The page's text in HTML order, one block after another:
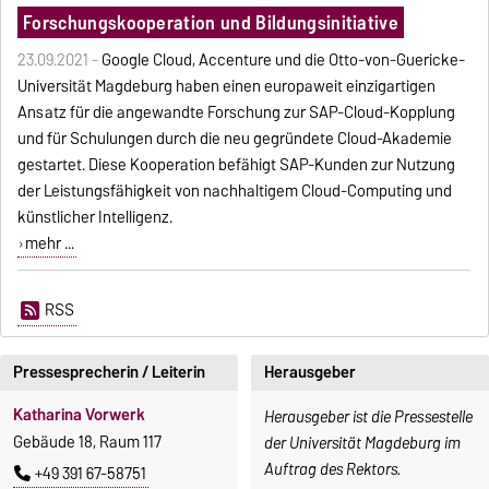
Forschungskooperation und Bildungsinitiative
23.09.2021 -Google Cloud, Accenture und die Otto-von-Guericke-
Universität Magdeburg haben einen europaweit einzigartigen
Ansatz für die angewandte Forschung zur SAP-Cloud-Kopplung
und für Schulungen durch die neu gegründete Cloud-Akademie
gestartet. Diese Kooperation befähigt SAP-Kunden zur Nutzung
der Leistungsfähigkeit von nachhaltigem Cloud-Computing und
künstlicher Intelligenz.
mehr ...
RSS
Pressesprecherin / Leiterin
Katharina Vorwerk
Gebäude 18, Raum 117
+49 391 67-58751
Herausgeber
Herausgeber ist die Pressestelle
der Universität Magdeburg im
Auftrag des Rektors.